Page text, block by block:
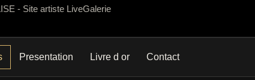
- Site artiste LiveGalerie
Presentation Livre d or Contact